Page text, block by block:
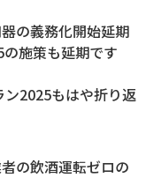
の義務化開始延期
施策も延期です
2025もはや折り返
の飲酒運転ゼロの